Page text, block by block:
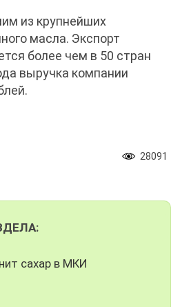
из крупнейших
масла. Экспорт
более чем в 50 стран
выручка компании
28091
сахар в МКИ